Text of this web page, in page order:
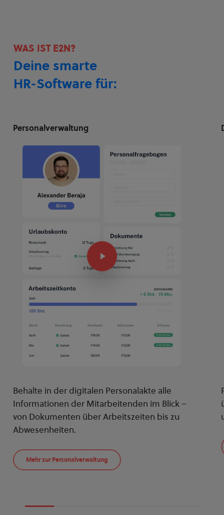
WAS IST E2N?
Deine smarte
HR-Software für:
Personalverwaltung
Play Video
Play Video
Behalte in der digitalen Personalakte alle
Informationen der Mitarbeitenden im Blick –
von Dokumenten über Arbeitszeiten bis zu
Abwesenheiten.
Mehr zur Personalverwaltung